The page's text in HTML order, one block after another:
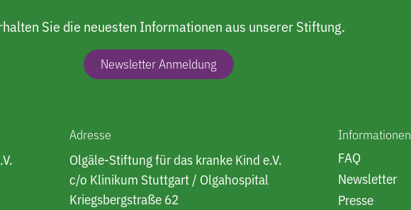
Sie die neuesten Informationen aus unserer Stiftung.
Newsletter Anmeldung
Adresse
Olgäle-Stiftung für das kranke Kind e.V.
c/o Klinikum Stuttgart / Olgahospital
Kriegsbergstraße 62
Informationen
FAQ
Newsletter
Presse